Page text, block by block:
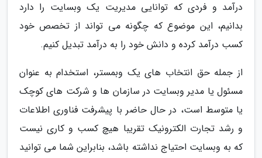
درآمد و فردی که توانایی مدیریت یک وبسایت را دارد
بدانیم، این موضوع که چگونه می تواند از تخصص خود
کسب درآمد کرده و دانش خود را به درآمد تبدیل کنیم.
از جمله حق انتخاب های یک وبمستر، استخدام به عنوان
مسئول یا مدیر وبسایت در سازمان ها و شرکت های کوچک
یا متوسط است، در حال حاضر با پیشرفت فناوری اطلاعات
و رشد تجارت الکترونیک تقریبا هیچ کسب و کاری نیست
که به وبسایت احتیاج نداشته باشد، بنابراین شما می توانید